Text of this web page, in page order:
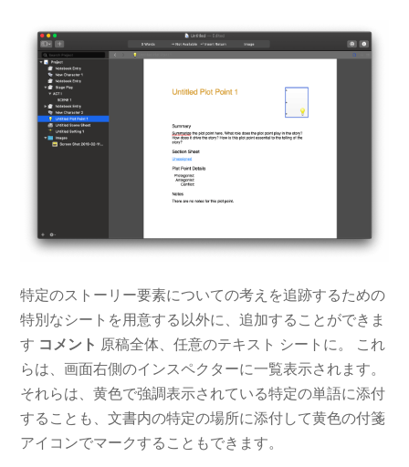
特定のストーリー要素についての考えを追跡するための
特別なシートを用意する以外に、追加することができま
す コメント 原稿全体、任意のテキスト シートに。 これ
らは、画面右側のインスペクターに一覧表示されます。
それらは、黄色で強調表示されている特定の単語に添付
することも、文書内の特定の場所に添付して黄色の付箋
アイコンでマークすることもできます。